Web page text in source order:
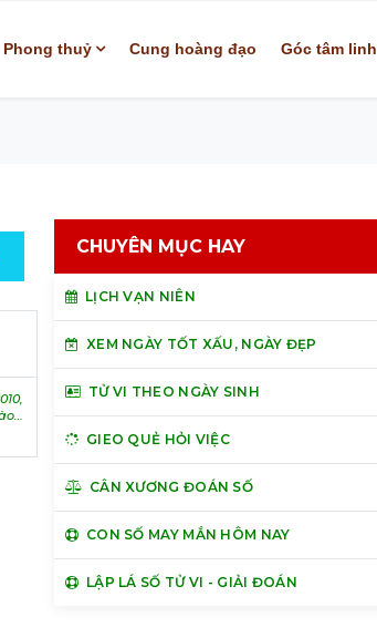
Phong thuỷ Cung hoàng đạo Góc tâm linh
CHUYÊN MỤC HAY
LỊCH VẠN NIÊN
XEM NGÀY TỐT XẤU, NGÀY ĐẸP
TỬ VI THEO NGÀY SINH
GIEO QUẺ HỎI VIỆC
CÂN XƯƠNG ĐOÁN SỐ
CON SỐ MAY MẮN HÔM NAY
LẬP LÁ SỐ TỬ VI - GIẢI ĐOÁN